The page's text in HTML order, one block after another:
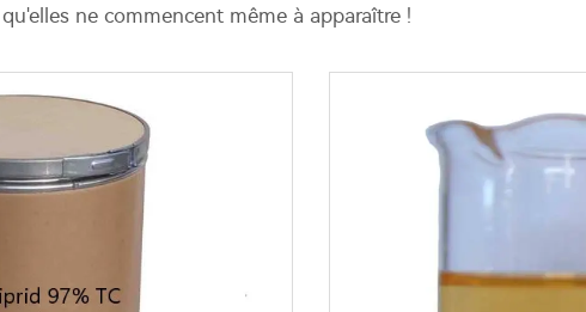
ne commencent même à apparaître !